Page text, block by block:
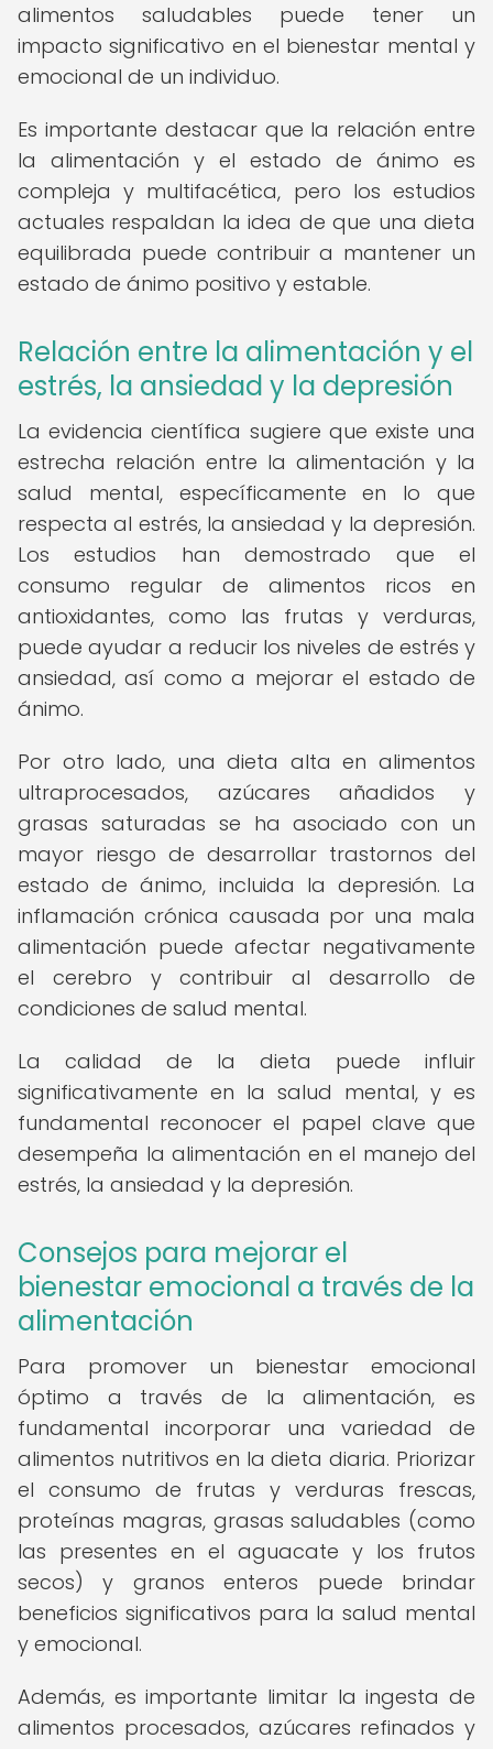
alimentos saludables puede tener un
impacto significativo en el bienestar mental y
emocional de un individuo.
Es importante destacar que la relación entre
la alimentación y el estado de ánimo es
compleja y multifacética, pero los estudios
actuales respaldan la idea de que una dieta
equilibrada puede contribuir a mantener un
estado de ánimo positivo y estable.
Relación entre la alimentación y el
estrés, la ansiedad y la depresión
La evidencia científica sugiere que existe una
estrecha relación entre la alimentación y la
salud mental, específicamente en lo que
respecta al estrés, la ansiedad y la depresión.
Los estudios han demostrado que el
consumo regular de alimentos ricos en
antioxidantes, como las frutas y verduras,
puede ayudar a reducir los niveles de estrés y
ansiedad, así como a mejorar el estado de
ánimo.
Por otro lado, una dieta alta en alimentos
ultraprocesados, azúcares añadidos y
grasas saturadas se ha asociado con un
mayor riesgo de desarrollar trastornos del
estado de ánimo, incluida la depresión. La
inflamación crónica causada por una mala
alimentación puede afectar negativamente
el cerebro y contribuir al desarrollo de
condiciones de salud mental.
La calidad de la dieta puede influir
significativamente en la salud mental, y es
fundamental reconocer el papel clave que
desempeña la alimentación en el manejo del
estrés, la ansiedad y la depresión.
Consejos para mejorar el
bienestar emocional a través de la
alimentación
Para promover un bienestar emocional
óptimo a través de la alimentación, es
fundamental incorporar una variedad de
alimentos nutritivos en la dieta diaria. Priorizar
el consumo de frutas y verduras frescas,
proteínas magras, grasas saludables (como
las presentes en el aguacate y los frutos
secos) y granos enteros puede brindar
beneficios significativos para la salud mental
y emocional.
Además, es importante limitar la ingesta de
alimentos procesados, azúcares refinados y